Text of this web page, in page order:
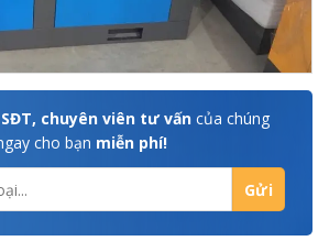
SĐT, chuyên viên tư vấn của chúng
cho bạn miễn phí!